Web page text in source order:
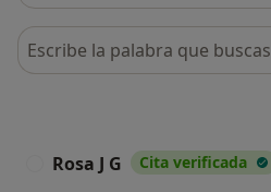
Busca en opiniones
Rosa J G Cita verificada